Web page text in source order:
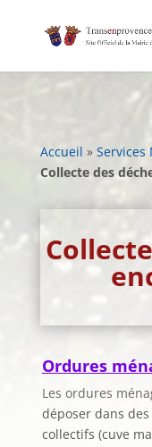
content
Accueil » Services
Collecte des
Ordures
Les ordures
déposer dans
collectifs (cuve